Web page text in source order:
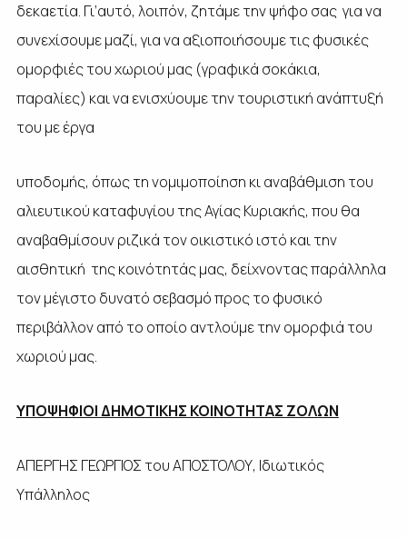
δεκαετία. Γι’αυτό, λοιπόν, ζητάμε την ψήφο σας για να
συνεχίσουμε μαζί, για να αξιοποιήσουμε τις φυσικές
ομορφιές του χωριού μας (γραφικά σοκάκια,
παραλίες) και να ενισχύουμε την τουριστική ανάπτυξή
του με έργα
υποδομής, όπως τη νομιμοποίηση κι αναβάθμιση του
αλιευτικού καταφυγίου της Αγίας Κυριακής, που θα
αναβαθμίσουν ριζικά τον οικιστικό ιστό και την
αισθητική της κοινότητάς μας, δείχνοντας παράλληλα
τον μέγιστο δυνατό σεβασμό προς το φυσικό
περιβάλλον από το οποίο αντλούμε την ομορφιά του
χωριού μας.
ΥΠΟΨΗΦΙΟΙ ΔΗΜΟΤΙΚΗΣ ΚΟΙΝΟΤΗΤΑΣ ΖΟΛΩΝ
ΑΠΕΡΓΗΣ ΓΕΩΡΓΙΟΣ του ΑΠΟΣΤΟΛΟΥ, Ιδιωτικός
Υπάλληλος